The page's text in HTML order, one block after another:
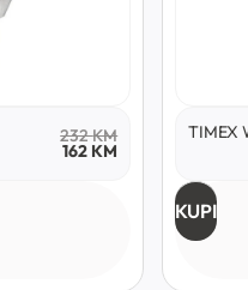
232KM
162 KM
TIMEX
KUPI